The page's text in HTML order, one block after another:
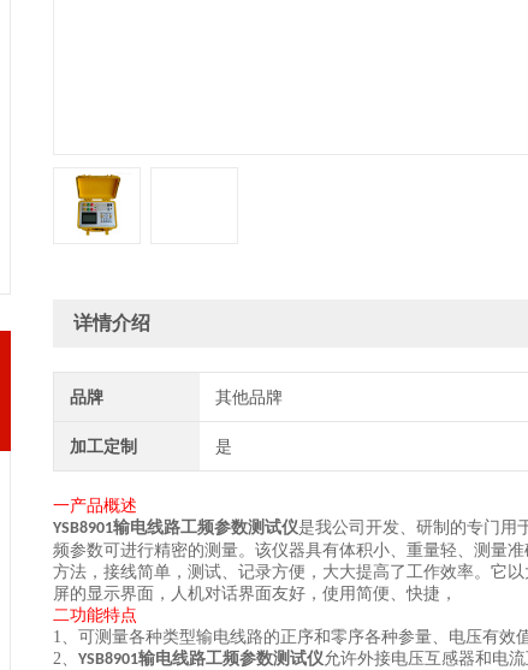
详情介绍
品牌 其他品牌
加工定制 是
一产品概述
YSB8901输电线路工频参数测试仪是我公司开发、研制的专门用
频参数可进行精密的测量。该仪器具有体积小、重量轻、测量
方法，接线简单，测试、记录方便，大大提高了工作效率。它
屏的显示界面，人机对话界面友好，使用简便、快捷，
二功能特点
1、可测量各种类型输电线路的正序和零序各种参量、电压有效
2、 YSB8901输电线路工频参数测试仪 允许外接电压互感器和电